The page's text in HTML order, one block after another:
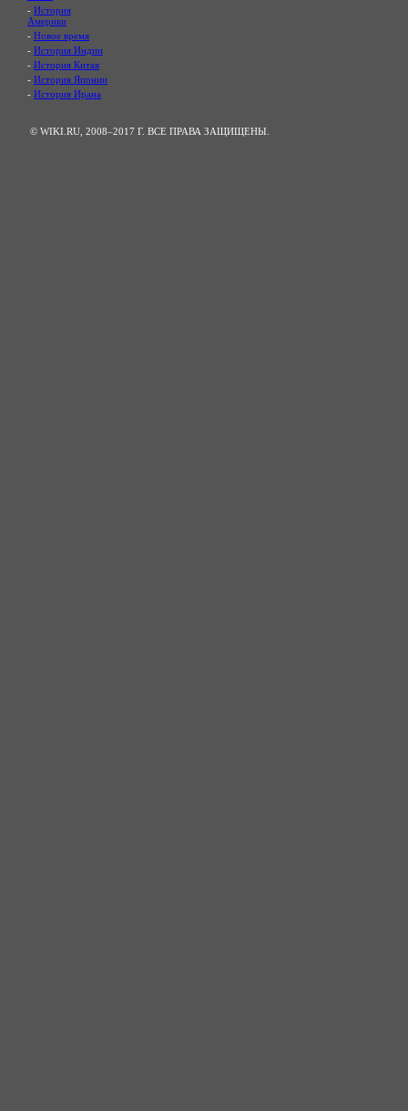
- История
Америки
- Новое время
- История Индии
- История Китая
- История Японии
- История Ирана
© WIKI.RU, 2008–2017 Г. ВСЕ ПРАВА ЗАЩИЩЕНЫ.